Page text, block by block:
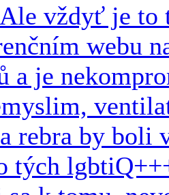
vždyť je to
webu
a je
rebra by boli
tých